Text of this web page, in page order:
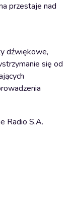
przestaje nad
dźwiękowe,
się od
Radio S.A.